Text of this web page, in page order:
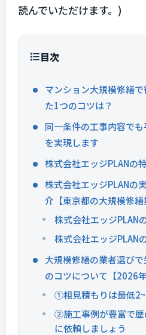
読んでいただけます。)
目次
マンション大規模修繕
た1つのコツは？
同一条件の工事内容で
を実現します
株式会社エッジPLANの
株式会社エッジPLANの
介【東京都の大規模修繕
株式会社エッジPLAN
株式会社エッジPLAN
大規模修繕の業者選び
のコツについて【2026年
①相見積もりは最低
②施工事例が豊富で
に依頼しましょう